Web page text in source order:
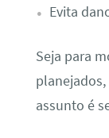
Evita
Seja para
assunto é